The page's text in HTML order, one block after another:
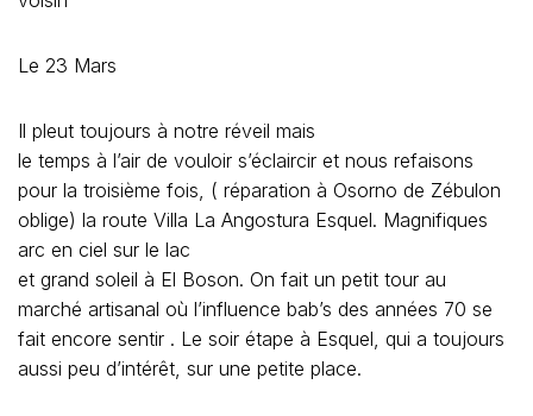
Le 23 Mars
Il pleut toujours à notre réveil mais
le temps à l’air de vouloir s’éclaircir et nous refaisons
pour la troisième fois, ( réparation à Osorno de Zébulon
oblige) la route Villa La Angostura Esquel. Magnifiques
arc en ciel sur le lac
et grand soleil à El Boson. On fait un petit tour au
marché artisanal où l’influence bab’s des années 70 se
fait encore sentir . Le soir étape à Esquel, qui a toujours
aussi peu d’intérêt, sur une petite place.